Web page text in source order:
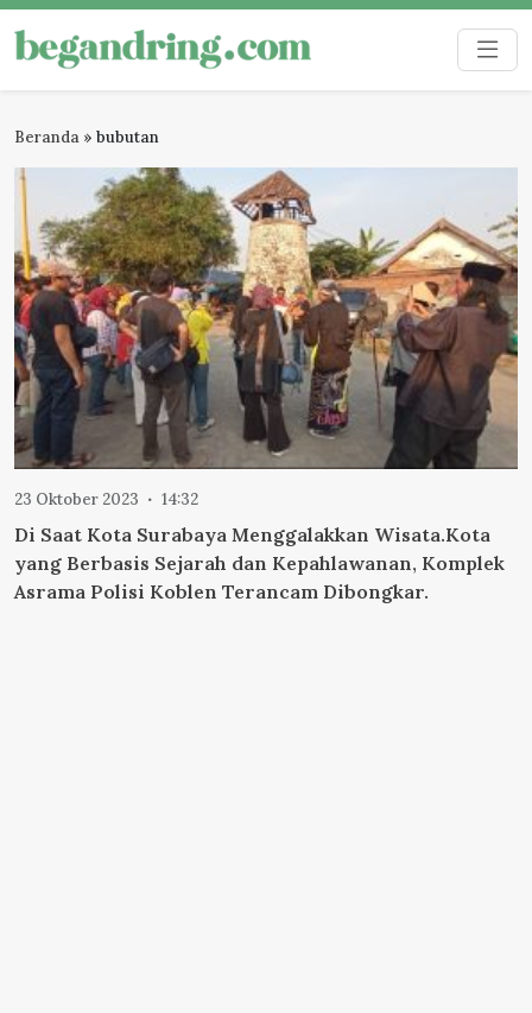
Skip
to
content
Begandring
Menjaga ingatan untuk masa depan
Beranda » bubutan
23 Oktober 2023 14:32
Di Saat Kota Surabaya Menggalakkan Wisata.Kota
yang Berbasis Sejarah dan Kepahlawanan, Komplek
Asrama Polisi Koblen Terancam Dibongkar.